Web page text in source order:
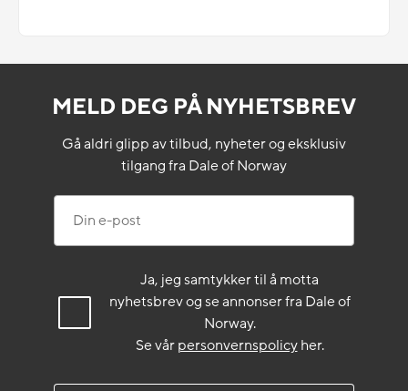
MELD DEG PÅ NYHETSBREV
Gå aldri glipp av tilbud, nyheter og eksklusiv
tilgang fra Dale of Norway
Ja, jeg samtykker til å motta
nyhetsbrev og se annonser fra Dale of
Norway.
Se vårpersonvernspolicyher.